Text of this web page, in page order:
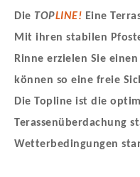
Die TOPLINE! Eine
Mit ihren stabilen
Rinne erzielen Sie
können so eine freie
Die Topline ist die
Terassenüberdachung
Wetterbedingungen